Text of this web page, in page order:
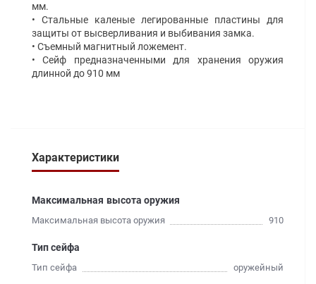
мм.
• Стальные каленые легированные пластины для
защиты от высверливания и выбивания замка.
• Съемный магнитный ложемент.
•
Сейф предназначенными для хранения оружия
длинной до 910 мм
Характеристики
Максимальная высота оружия
Максимальная высота оружия 910
Тип сейфа
Тип сейфа оружейный